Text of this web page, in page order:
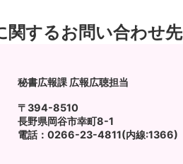
関するお問い合わせ先
秘書広報課 広報広聴担当
〒394-8510
長野県岡谷市幸町8-1
電話：0266-23-4811(内線:1366)